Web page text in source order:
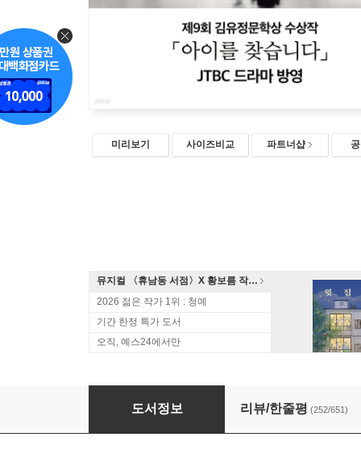
미리보기 사이즈비교 파트너샵
뮤지컬 〈휴남동 서점〉X 황보름 작가 북토크
2026 젊은 작가 1위 : 청예
기간 한정 특가 도서
오직, 예스24에서만
오직 두 사람
도서정보 리뷰/한줄평 (252/651)